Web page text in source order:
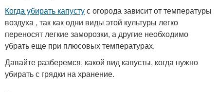
Когда убирать капустус огорода зависит от температуры
воздуха , так как одни виды этой культуры легко
переносят легкие заморозки, а другие необходимо
убрать еще при плюсовых температурах.
Давайте разберемся, какой вид капусты, когда нужно
убирать с грядки на хранение.